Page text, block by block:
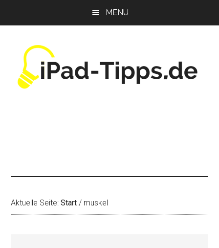
MENU
Aktuelle Seite:Start / muskel